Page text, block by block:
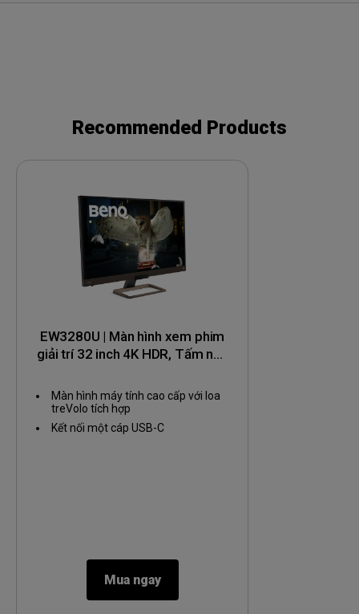
Recommended Products
EW3280U | Màn hình xem phim
giải trí 32 inch 4K HDR, Tấm nền
Màn hình máy tính cao cấp với loa
treVolo tích hợp
Kết nối một cáp USB-C
Mua ngay